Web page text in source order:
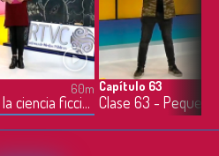
Clase 62 - Las distopías en la ciencia ficción
60m Capítulo 63